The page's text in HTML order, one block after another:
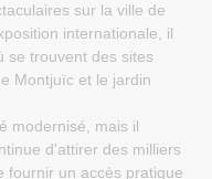
sur la ville de
internationale, il
se trouvent des sites
Montjuïc et le jardin
modernisé, mais il
d'attirer des milliers
fournir un accès pratique